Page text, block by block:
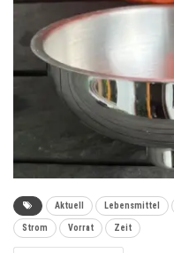
Aktuell Lebensmittel
Strom Vorrat Zeit